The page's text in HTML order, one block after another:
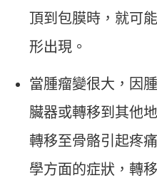
頂到包膜時，就可
形出現。
當腫瘤變很大，因
臟器或轉移到其他
轉移至骨骼引起疼
學方面的症狀，轉